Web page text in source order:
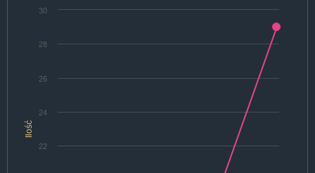
Ilość
22
24
26
28
30